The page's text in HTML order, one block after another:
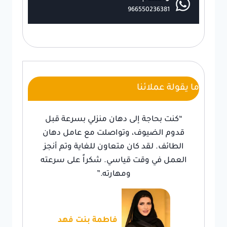
966550236381
ما يقولة عملائنا
“كنت بحاجة إلى دهان منزلي بسرعة قبل
قدوم الضيوف، وتواصلت مع عامل دهان
الطائف. لقد كان متعاون للغاية وتم أنجز
العمل في وقت قياسي. شكراً على سرعته
ومهارته.”
فاطمة بنت فهد